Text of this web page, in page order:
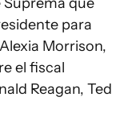
para
Morrison,
el fiscal
Reagan, Ted